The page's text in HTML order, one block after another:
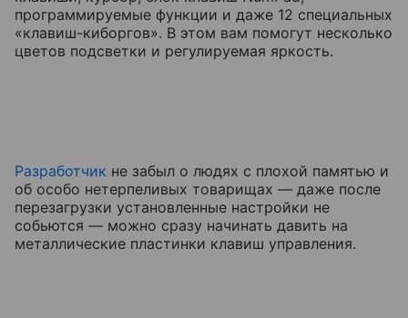
программируемые функции и даже 12 специальных
«клавиш-киборгов». В этом вам помогут несколько
цветов подсветки и регулируемая яркость.
Разработчик не забыл о людях с плохой памятью и
об особо нетерпеливых товарищах — даже после
перезагрузки установленные настройки не
собьются — можно сразу начинать давить на
металлические пластинки клавиш управления.